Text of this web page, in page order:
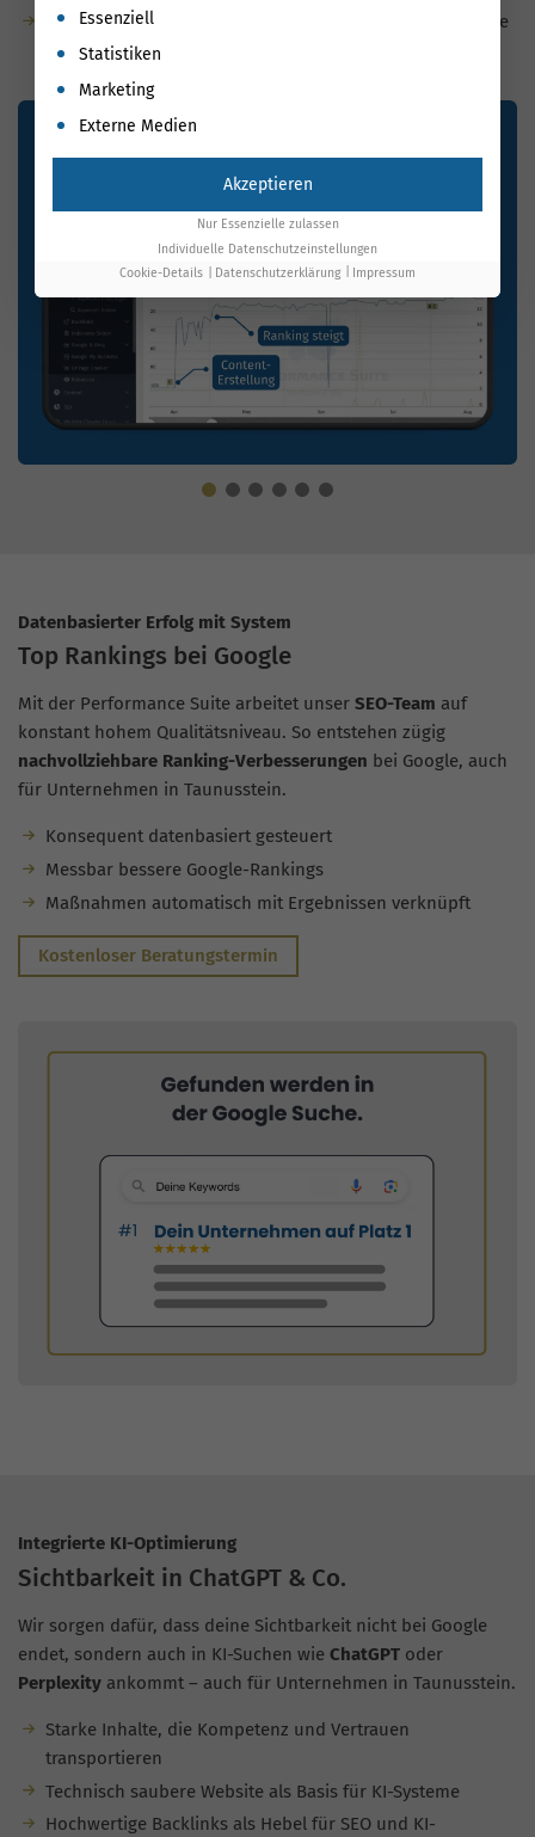
Für KI-Suchen optimiert: natürliche Sprache, semantische
Relevanz, klare Struktur
Datenbasierter Erfolg mit System
Top Rankings bei Google
Mit der Performance Suite arbeitet unser SEO-Team auf
konstant hohem Qualitätsniveau. So entstehen zügig
nachvollziehbare Ranking-Verbesserungen bei Google, auch
für Unternehmen in Taunusstein.
Konsequent datenbasiert gesteuert
Messbar bessere Google-Rankings
Maßnahmen automatisch mit Ergebnissen verknüpft
Kostenloser Beratungstermin
Integrierte KI-Optimierung
Sichtbarkeit in ChatGPT & Co.
Wir sorgen dafür, dass deine Sichtbarkeit nicht bei Google
endet, sondern auch in KI-Suchen wie ChatGPT oder
Perplexity ankommt – auch für Unternehmen in Taunusstein.
Starke Inhalte, die Kompetenz und Vertrauen
transportieren
Technisch saubere Website als Basis für KI-Systeme
Hochwertige Backlinks als Hebel für SEO und KI-
Es folgt eine Liste der Service-Gruppen, für die eine
Essenziell
Statistiken
Marketing
Externe Medien
Akzeptieren
Nur Essenzielle zulassen
Individuelle Datenschutzeinstellungen
Cookie-Details
Datenschutzerklärung Impressum